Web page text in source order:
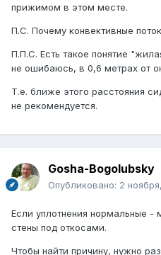
прижимом в этом месте.
П.С. Почему конвективные
П.П.С. Есть такое понятие
не ошибаюсь, в 0,6 метрах от
Т.е. ближе этого расстояния
не рекомендуется.
Gosha-Bogolubsky
Опубликовано: 2
Если уплотнения нормальные -
стены под откосами.
Чтобы найти причину, нужно